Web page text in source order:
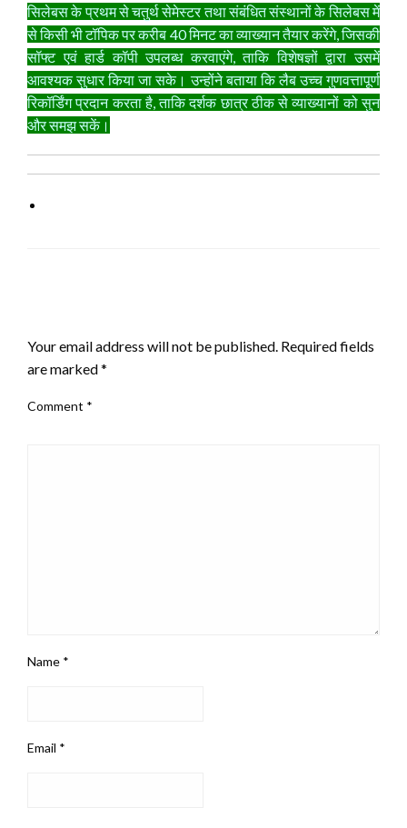
सिलेबस के प्रथम से चतुर्थ सेमेस्टर तथा संबंधित संस्थानों के सिलेबस में
से किसी भी टॉपिक पर करीब 40 मिनट का व्याख्यान तैयार करेंगे, जिसकी
सॉफ्ट एवं हार्ड कॉपी उपलब्ध करवाएंगे, ताकि विशेषज्ञों द्वारा उसमें
आवश्यक सुधार किया जा सके। उन्होंने बताया कि लैब उच्च गुणवत्तापूर्ण
रिकॉर्डिंग प्रदान करता है, ताकि दर्शक छात्र ठीक से व्याख्यानों को सुन
और समझ सकें।
Your email address will not be published. Required fields
are marked*
Comment *
Name *
Email *